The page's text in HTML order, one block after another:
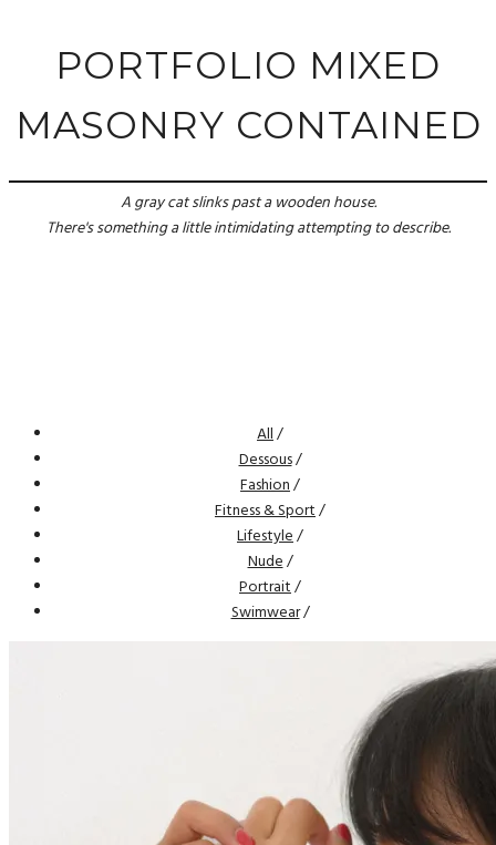
PORTFOLIO MIXED
MASONRY CONTAINED
A gray cat slinks past a wooden house.
There's something a little intimidating attempting to describe.
All/
Dessous/
Fashion/
Fitness & Sport/
Lifestyle/
Nude/
Portrait/
Swimwear/